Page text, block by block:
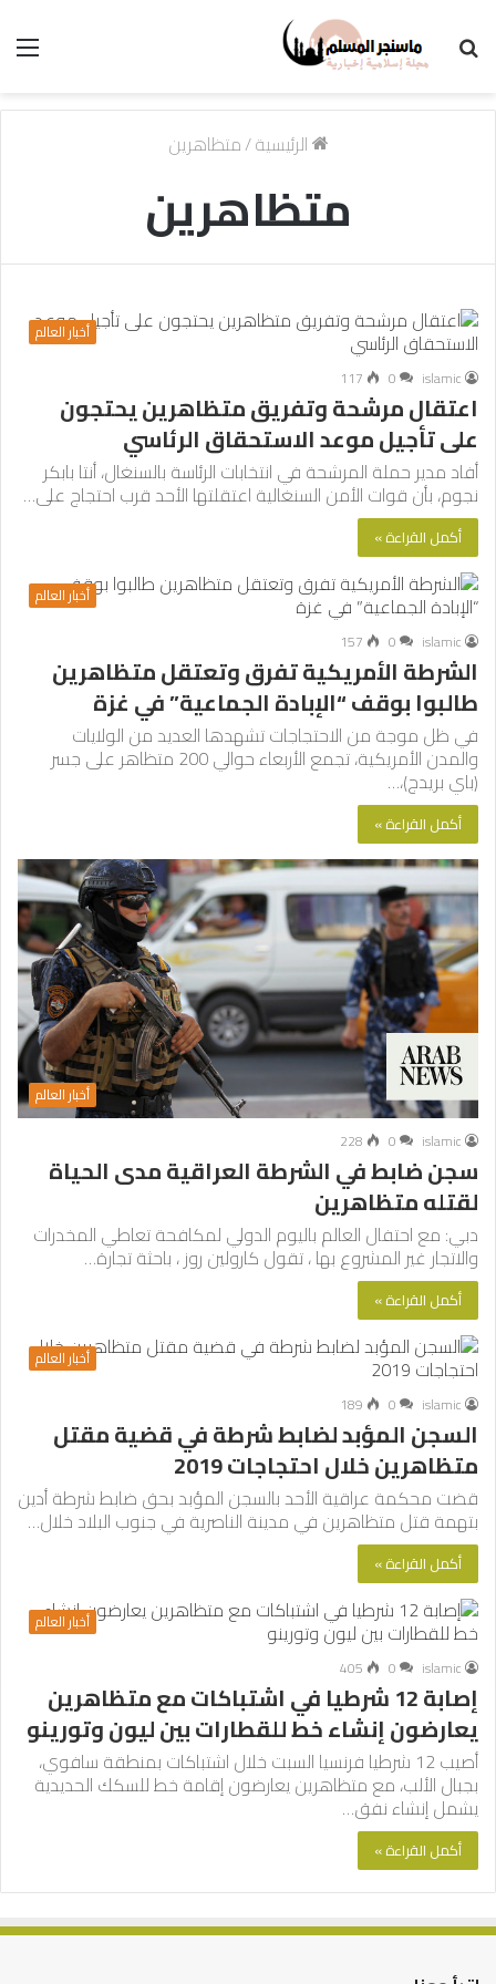
الرئيسية/متظاهرين
متظاهرين
أخبار العالم
islamic
0
117
اعتقال مرشحة وتفريق متظاهرين يحتجون
على تأجيل موعد الاستحقاق الرئاسي
أفاد مدير حملة المرشحة في انتخابات الرئاسة بالسنغال، أنتا بابكر
نجوم، بأن قوات الأمن السنغالية اعتقلتها الأحد قرب احتجاج على…
أكمل القراءة »
أخبار العالم
islamic
0
157
الشرطة الأمريكية تفرق وتعتقل متظاهرين
طالبوا بوقف “الإبادة الجماعية” في غزة
في ظل موجة من الاحتجاجات تشهدها العديد من الولايات
والمدن الأمريكية، تجمع الأربعاء حوالي 200 متظاهر على جسر
(باي بريدج)،…
أكمل القراءة »
أخبار العالم
islamic
0
228
سجن ضابط في الشرطة العراقية مدى الحياة
لقتله متظاهرين
دبي: مع احتفال العالم باليوم الدولي لمكافحة تعاطي المخدرات
والاتجار غير المشروع بها ، تقول كارولين روز ، باحثة تجارة…
أكمل القراءة »
أخبار العالم
islamic
0
189
السجن المؤبد لضابط شرطة في قضية مقتل
متظاهرين خلال احتجاجات 2019
قضت محكمة عراقية الأحد بالسجن المؤبد بحق ضابط شرطة أدين
بتهمة قتل متظاهرين في مدينة الناصرية في جنوب البلاد خلال…
أكمل القراءة »
أخبار العالم
islamic
0
405
إصابة 12 شرطيا في اشتباكات مع متظاهرين
يعارضون إنشاء خط للقطارات بين ليون وتورينو
أصيب 12 شرطيا فرنسيا السبت خلال اشتباكات بمنطقة سافوي،
بجبال الألب، مع متظاهرين يعارضون إقامة خط للسكك الحديدية
يشمل إنشاء نفق…
أكمل القراءة »